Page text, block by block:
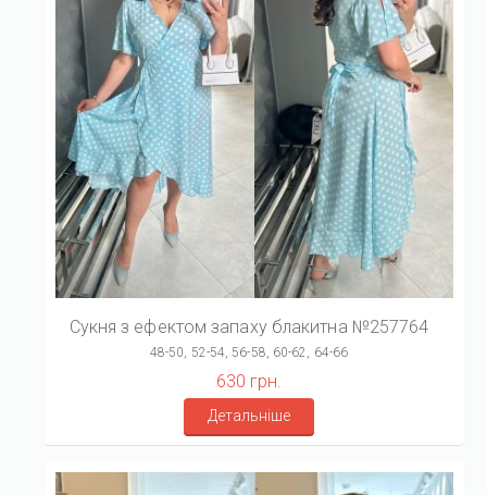
Сукня з ефектом запаху блакитна №257764
48-50, 52-54, 56-58, 60-62, 64-66
630 грн.
Детальніше